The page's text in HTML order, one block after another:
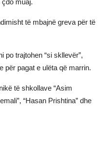
çdo muaj.
të mbajnë greva për të
po trajtohen “si skllevër”,
për pagat e ulëta që marrin.
të shkollave “Asim
“Hasan Prishtina” dhe